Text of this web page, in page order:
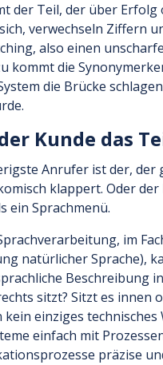
der Teil, der über
verwechseln Ziffern
also einen
kommt die
die Brücke
Kunde das
Anrufer ist der, der
klappert. Oder
ein Sprachmenü.
im
natürlicher Sprache),
Beschreibung
sitzt? Sitzt es innen
kein einziges
einfach mit
präzise